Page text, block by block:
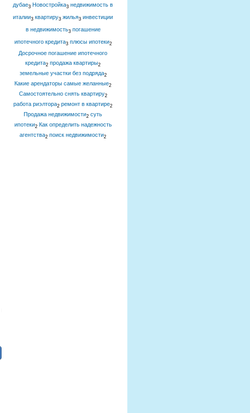
дубае3 Новостройка3 недвижимость в
италии3 квартиру3 жилья3 инвестиции
в недвижимость3 погашение
ипотечного кредита3 плюсы ипотеки2
Досрочное погашение ипотечного
кредита2 продажа квартиры2
земельные участки без подряда2
Какие арендаторы самые желанные2
Самостоятельно снять квартиру2
работа риэлтора2 ремонт в квартире2
Продажа недвижимости2 суть
ипотеки2 Как определить надежность
агентства2 поиск недвижимости2